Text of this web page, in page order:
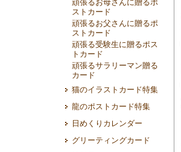
頑張るお母さんに贈るポ
ストカード
頑張るお父さんに贈るポ
ストカード
頑張る受験生に贈るポス
トカード
頑張るサラリーマン贈る
カード
猫のイラストカード特集
龍のポストカード特集
日めくりカレンダー
グリーティングカード